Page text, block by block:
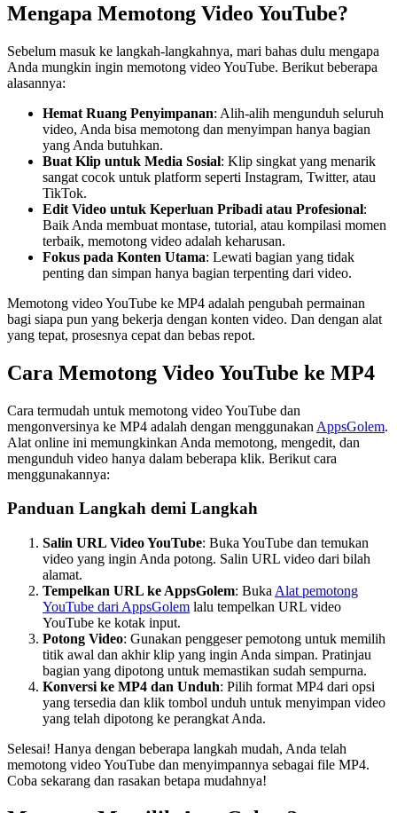
Mengapa Memotong Video YouTube?
Sebelum masuk ke langkah-langkahnya, mari bahas dulu mengapa
Anda mungkin ingin memotong video YouTube. Berikut beberapa
alasannya:
Hemat Ruang Penyimpanan: Alih-alih mengunduh seluruh
video, Anda bisa memotong dan menyimpan hanya bagian
yang Anda butuhkan.
Buat Klip untuk Media Sosial: Klip singkat yang menarik
sangat cocok untuk platform seperti Instagram, Twitter, atau
TikTok.
Edit Video untuk Keperluan Pribadi atau Profesional:
Baik Anda membuat montase, tutorial, atau kompilasi momen
terbaik, memotong video adalah keharusan.
Fokus pada Konten Utama: Lewati bagian yang tidak
penting dan simpan hanya bagian terpenting dari video.
Memotong video YouTube ke MP4 adalah pengubah permainan
bagi siapa pun yang bekerja dengan konten video. Dan dengan alat
yang tepat, prosesnya cepat dan bebas repot.
Cara Memotong Video YouTube ke MP4
Cara termudah untuk memotong video YouTube dan
mengonversinya ke MP4 adalah dengan menggunakan AppsGolem.
Alat online ini memungkinkan Anda memotong, mengedit, dan
mengunduh video hanya dalam beberapa klik. Berikut cara
menggunakannya:
Panduan Langkah demi Langkah
Salin URL Video YouTube: Buka YouTube dan temukan
video yang ingin Anda potong. Salin URL video dari bilah
alamat.
Tempelkan URL ke AppsGolem: Buka Alat pemotong
YouTube dari AppsGolem lalu tempelkan URL video
YouTube ke kotak input.
Potong Video: Gunakan penggeser pemotong untuk memilih
titik awal dan akhir klip yang ingin Anda simpan. Pratinjau
bagian yang dipotong untuk memastikan sudah sempurna.
Konversi ke MP4 dan Unduh: Pilih format MP4 dari opsi
yang tersedia dan klik tombol unduh untuk menyimpan video
yang telah dipotong ke perangkat Anda.
Selesai! Hanya dengan beberapa langkah mudah, Anda telah
memotong video YouTube dan menyimpannya sebagai file MP4.
Coba sekarang dan rasakan betapa mudahnya!